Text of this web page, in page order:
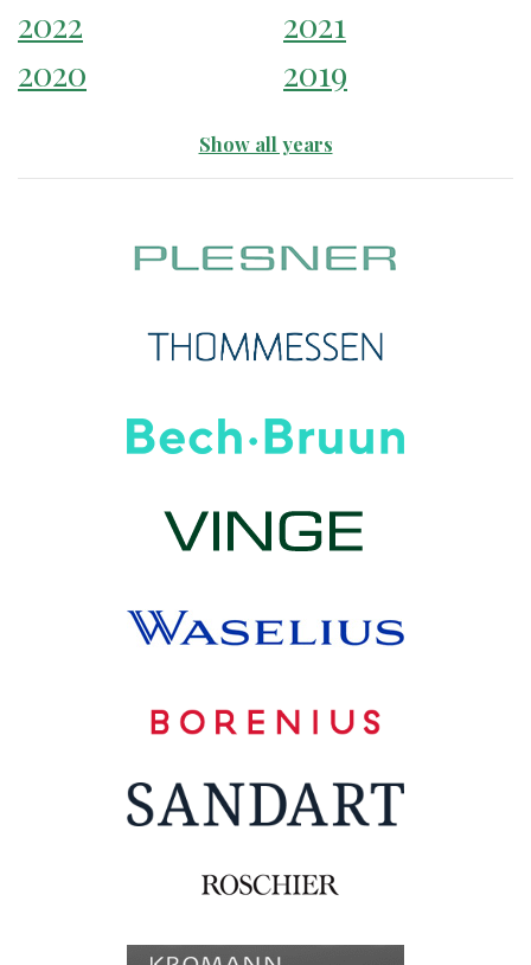
2022
2021
2020
2019
Show all years